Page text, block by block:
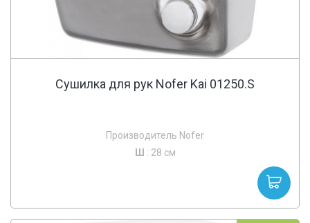
Сушилка для рук Nofer Kai 01250.S
Производитель Nofer
Ш : 28 см